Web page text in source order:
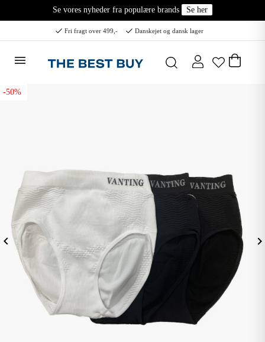
Se vores nyheder fra populære brands Se her
Fri fragt over 499,- Danskejet og dansk lager
-50%
Forrige